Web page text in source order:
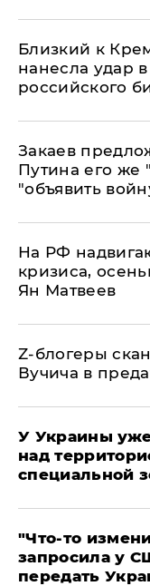
Близкий к
нанесла удар
российского
Закаев
Путина его же
"объявить
На РФ
кризиса,
Ян Матвеев
Z-блогеры
Вучича в
У Украины
над
специальной
​"Что-то
запросила у
передать